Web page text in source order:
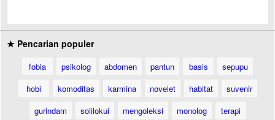
★ Pencarian populer
fobia psikolog abdomen pantun basis
sepupu
hobi
komoditas karmina novelet habitat
suvenir
gurindam
solilokui mengoleksi monolog
terapi